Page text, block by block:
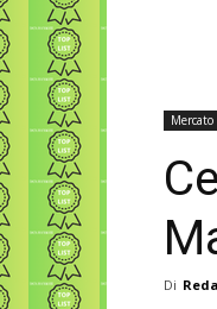
Mercato
Di